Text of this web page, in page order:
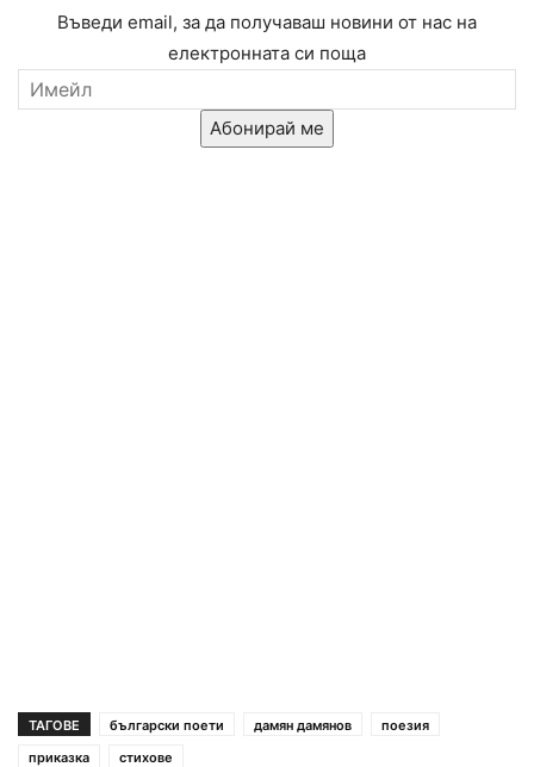
Въведи email, за да получаваш новини от нас на
електронната си поща
Абонирай ме
ТАГОВЕ български поети дамян дамянов
поезия
приказка
стихове